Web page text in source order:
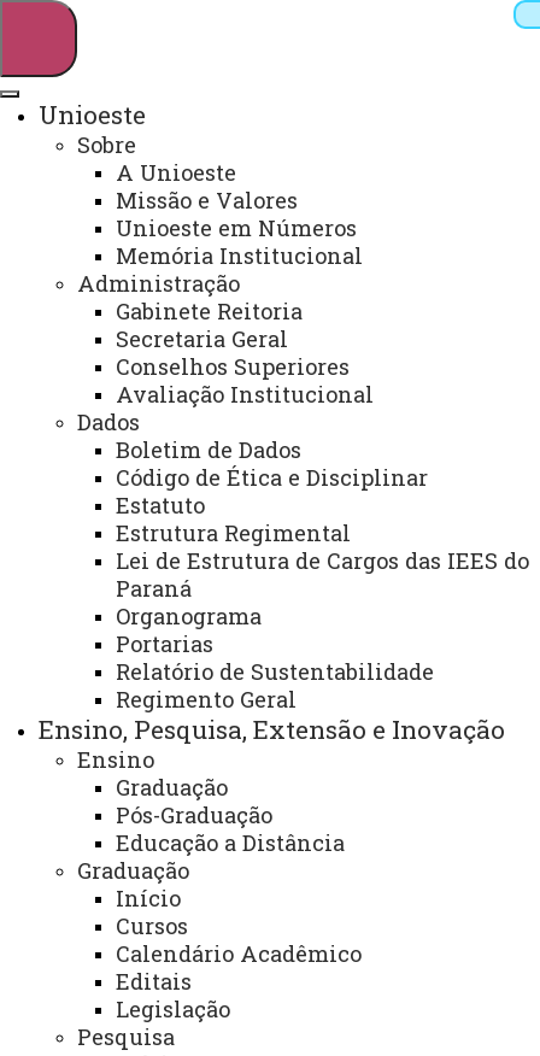
Webmail Sistemas
Telefones
Arquivo Virtual
Campus
Unioeste
Sobre
A Unioeste
Missão e Valores
Unioeste em Números
Memória Institucional
Administração
Gabinete Reitoria
Secretaria Geral
Conselhos Superiores
Avaliação Institucional
Dados
Boletim de Dados
Código de Ética e Disciplinar
Estatuto
Estrutura Regimental
Lei de Estrutura de Cargos das IEES do
Paraná
Organograma
Portarias
Relatório de Sustentabilidade
Regimento Geral
Ensino, Pesquisa, Extensão e Inovação
Ensino
Graduação
Pós-Graduação
Educação a Distância
Graduação
Início
Cursos
Calendário Acadêmico
Editais
Legislação
Pesquisa
CCH - Coordenação do curso de
Geografia - Licenciatura
Título:Coordenação do curso de Geografia -
Licenciatura
Área:Centro de Ciências Humanas – campus de
Francisco Beltrão
Finalidade e competências:
serviços oferecidos:
- Organização do Curso de Geografia
Licenciatura;
- Organização das Reuniões Colegiadas;
- Protocolos (Requerimento de Graduação e
Solicitações docentes);